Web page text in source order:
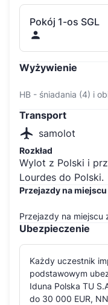
Pokój 1-os SGL
Wyżywienie
HB - śniadania (4) i
Transport
samolot
Rozkład
Wylot z Polski i
Lourdes do Polski.
Przejazdy na miejscu
Przejazdy na miejscu
Ubezpieczenie
Każdy uczestnik
podstawowym
Iduna Polska TU
do 30 000 EUR,